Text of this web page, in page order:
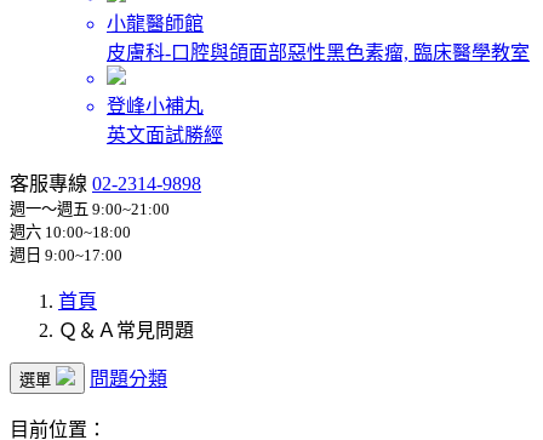
小龍醫師館
皮膚科-口腔與頜面部惡性黑色素瘤, 臨床醫學教室
登峰小補丸
英文面試勝經
客服專線 02-2314-9898
週一～週五 9:00~21:00
週六 10:00~18:00
週日 9:00~17:00
首頁
Ｑ＆Ａ常見問題
選單 問題分類
目前位置：